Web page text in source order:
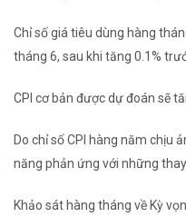
Chỉ số giá tiêu dùng hàng
tháng 6, sau khi tăng 0.1%
CPI cơ bản được dự đoán sẽ
Do chỉ số CPI hàng năm chịu
năng phản ứng với những
Khảo sát hàng tháng về Kỳ